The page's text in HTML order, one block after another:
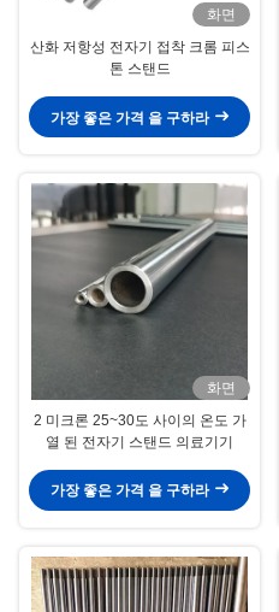
화면
산화 저항성 전자기 접착 크롬 피스
톤 스탠드
가장 좋은 가격 을 구하라
화면
2 미크론 25~30도 사이의 온도 가
열 된 전자기 스탠드 의료기기
가장 좋은 가격 을 구하라